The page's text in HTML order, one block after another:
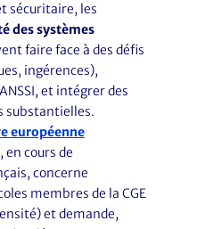
sécuritaire, les
des systèmes
faire face à des défis
ingérences),
et intégrer des
substantielles.
européenne
en cours de
concerne
membres de la CGE
et demande,